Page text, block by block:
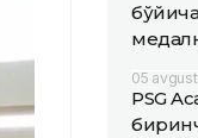
05 avgust
PSG